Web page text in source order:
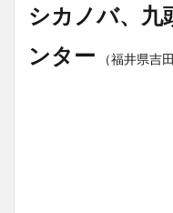
シカノバ、九
ンター
（福井県吉